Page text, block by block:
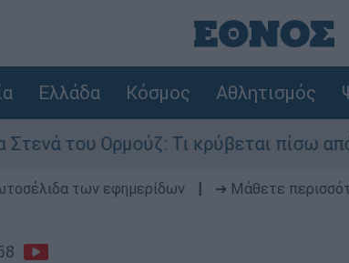
Ελλάδα Κόσμος Αθλητισμός
Τι κρύβεται πίσω από τις
των εφημερίδων ➔ Μάθετε